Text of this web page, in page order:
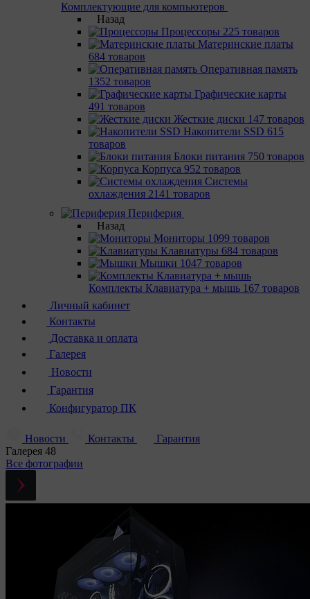
Комплектующие для компьютеров
Назад
Процессоры 225 товаров
Материнcкие платы
684 товаров
Оперативная память
1352 товаров
Графические карты
491 товаров
Жесткие диски 147 товаров
Накопители SSD 615
товаров
Блоки питания 750 товаров
Корпуса 952 товаров
Системы
охлаждения 2141 товаров
Периферия
Назад
Мониторы 1099 товаров
Клавиатуры 684 товаров
Мышки 1047 товаров
Комплекты Клавиатура + мышь 167 товаров
Личный кабинет
Контакты
Доставка и оплата
Галерея
Новости
Гарантия
Конфигуратор ПК
Новости Контакты
Гарантия
Галерея 48
Все фотографии